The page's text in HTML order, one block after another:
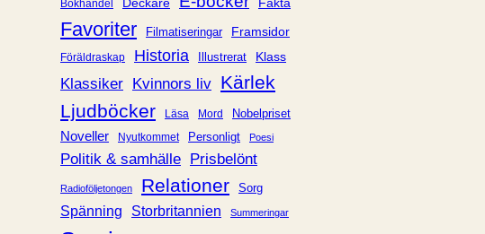
e
r
Bokhandel
Favoriter Filmatiseringar Framsidor
Föräldraskap Historia Illustrerat Klass
Klassiker Kvinnors liv Kärlek
Ljudböcker
Läsa Mord Nobelpriset
Noveller Nyutkommet Personligt Poesi
Politik & samhälle Prisbelönt
Radioföljetongen Relationer Sorg
Spänning Storbritannien Summeringar